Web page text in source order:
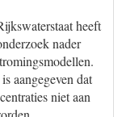
heeft
nader
aangegeven dat
niet aan